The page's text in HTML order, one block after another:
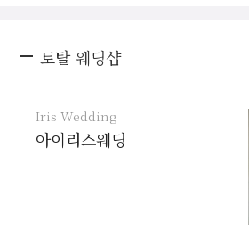
토탈 웨딩샵
Iris Wedding
아이리스웨딩